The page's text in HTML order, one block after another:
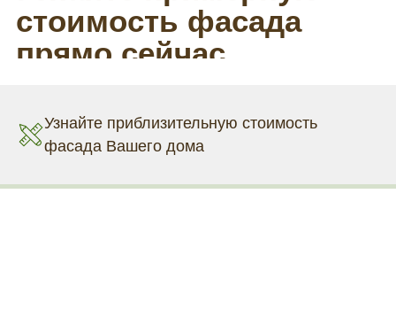
Узнайте приблизительную стоимость
фасада Вашего дома